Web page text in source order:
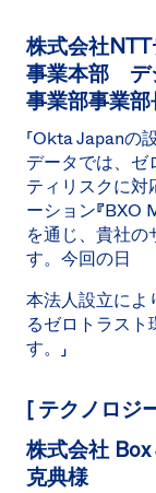
株式会社
事業本部 デ
事業部事業
「Okta Japan
データでは、ゼ
ティリスクに対
ーション『BXO
を通じ、貴社の
す。今回の日
本法人設立によ
るゼロトラスト
す。」
[ テクノロジ
株式会社
克典様